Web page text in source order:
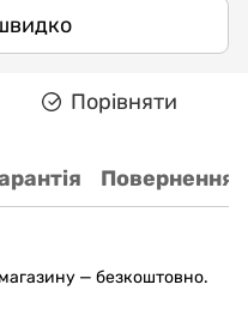
Порівняти
Повернення
— безкоштовно.